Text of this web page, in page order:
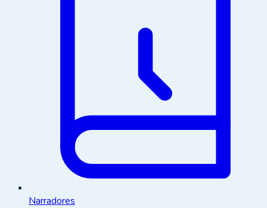
Narradores